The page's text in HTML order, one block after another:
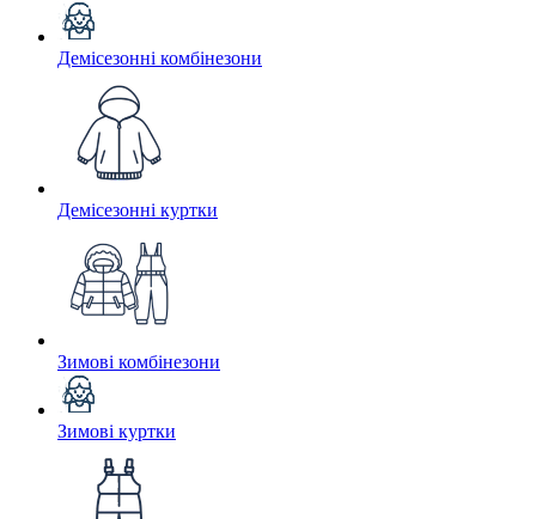
Демісезонні комбінезони
Демісезонні куртки
Зимові комбінезони
Зимові куртки